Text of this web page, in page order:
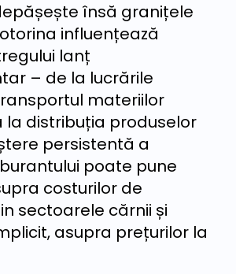
însă granițele
influențează
lanț
– de la lucrările
materiilor
la distribuția produselor
persistentă a
poate pune
costurilor de
sectoarele cărnii și
asupra prețurilor la